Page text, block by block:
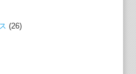
(26)